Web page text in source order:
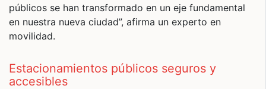
públicos se han transformado en un eje fundamental
en nuestra nueva ciudad”, afirma un experto en
movilidad.
Estacionamientos públicos seguros y
accesibles